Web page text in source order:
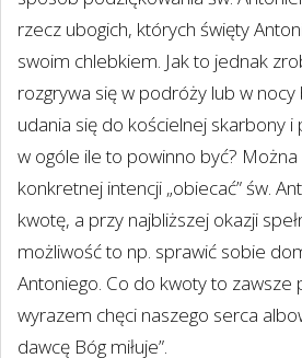
rzecz ubogich, których święty
swoim chlebkiem. Jak to jednak
rozgrywa się w podróży lub w
udania się do kościelnej skarbony i
w ogóle ile to powinno być?
konkretnej intencji „obiecać” św.
kwotę, a przy najbliższej okazji
możliwość to np. sprawić sobie
Antoniego. Co do kwoty to zawsze
wyrazem chęci naszego serca
dawcę Bóg miłuje”.